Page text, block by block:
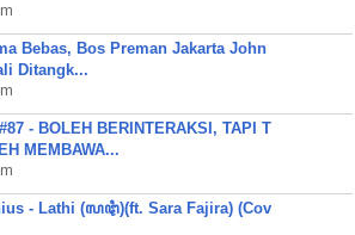
Bebas, Bos Preman Jakarta John
Ditangk...
- BOLEH BERINTERAKSI, TAPI T
MEMBAWA...
- Lathi (ꦭꦛꦶ)(ft. Sara Fajira) (Cov